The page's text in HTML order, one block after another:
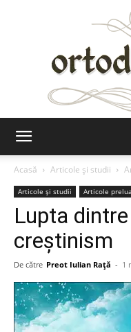
Acasă
Articole şi studii
Articole şi studii Articole
Lupta
creştinism
De către Preot Iulian Raţă - 1